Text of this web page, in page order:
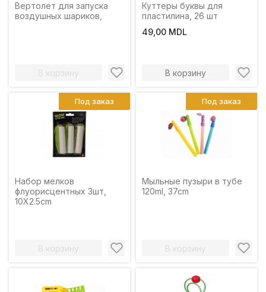
Вертолет для запуска
воздушных шариков,
В корзину
Куттеры буквы для
пластилина, 26 шт
49,00 MDL
В корзину
Набор мелков
флуорисцентных 3шт,
10X2.5cm
В корзину
Под заказ
Мыльные пузыри в тубе
120ml, 37cm
В корзину
Под заказ